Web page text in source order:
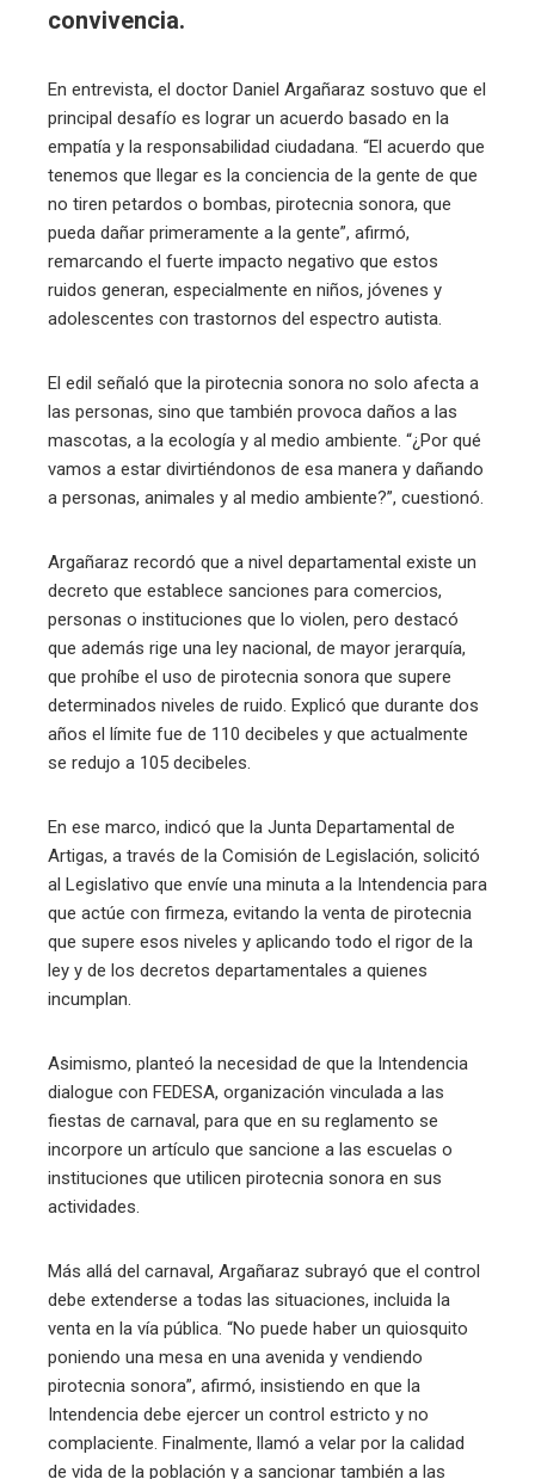
convivencia.
En entrevista, el doctor Daniel Argañaraz sostuvo que el
principal desafío es lograr un acuerdo basado en la
empatía y la responsabilidad ciudadana. “El acuerdo que
tenemos que llegar es la conciencia de la gente de que
no tiren petardos o bombas, pirotecnia sonora, que
pueda dañar primeramente a la gente”, afirmó,
remarcando el fuerte impacto negativo que estos
ruidos generan, especialmente en niños, jóvenes y
adolescentes con trastornos del espectro autista.
El edil señaló que la pirotecnia sonora no solo afecta a
las personas, sino que también provoca daños a las
mascotas, a la ecología y al medio ambiente. “¿Por qué
vamos a estar divirtiéndonos de esa manera y dañando
a personas, animales y al medio ambiente?”, cuestionó.
Argañaraz recordó que a nivel departamental existe un
decreto que establece sanciones para comercios,
personas o instituciones que lo violen, pero destacó
que además rige una ley nacional, de mayor jerarquía,
que prohíbe el uso de pirotecnia sonora que supere
determinados niveles de ruido. Explicó que durante dos
años el límite fue de 110 decibeles y que actualmente
se redujo a 105 decibeles.
En ese marco, indicó que la Junta Departamental de
Artigas, a través de la Comisión de Legislación, solicitó
al Legislativo que envíe una minuta a la Intendencia para
que actúe con firmeza, evitando la venta de pirotecnia
que supere esos niveles y aplicando todo el rigor de la
ley y de los decretos departamentales a quienes
incumplan.
Asimismo, planteó la necesidad de que la Intendencia
dialogue con FEDESA, organización vinculada a las
fiestas de carnaval, para que en su reglamento se
incorpore un artículo que sancione a las escuelas o
instituciones que utilicen pirotecnia sonora en sus
actividades.
Más allá del carnaval, Argañaraz subrayó que el control
debe extenderse a todas las situaciones, incluida la
venta en la vía pública. “No puede haber un quiosquito
poniendo una mesa en una avenida y vendiendo
pirotecnia sonora”, afirmó, insistiendo en que la
Intendencia debe ejercer un control estricto y no
complaciente. Finalmente, llamó a velar por la calidad
de vida de la población y a sancionar también a las